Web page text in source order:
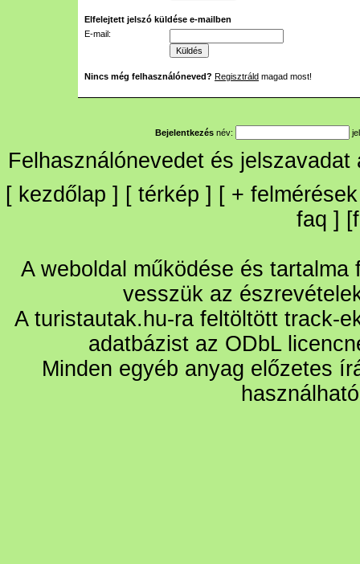
Elfelejtett jelszó küldése e-mailben
E-mail:
Nincs még felhasználóneved? Regisztráld magad most!
Bejelentkezés név:
Felhasználónevedet és
[ kezdőlap ] [ térkép ] [ + felmérések
faq ] [
A weboldal működése és
vesszük az
A turistautak.hu-ra feltöltött track-
adatbázist az ODbL
Minden egyéb anyag előzetes